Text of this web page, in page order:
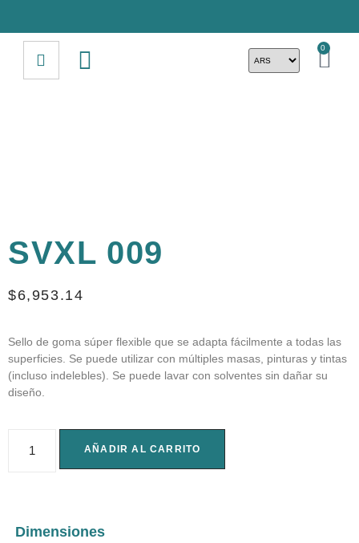
0
SVXL 009
$6,953.14
Sello de goma súper flexible que se adapta fácilmente a todas las
superficies. Se puede utilizar con múltiples masas, pinturas y tintas
(incluso indelebles). Se puede lavar con solventes sin dañar su
diseño.
AÑADIR AL CARRITO
Dimensiones